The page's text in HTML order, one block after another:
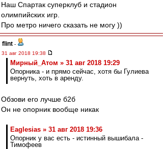
Наш Спартак суперклуб и стадион
олимпийских игр.
Про метро ничего сказать не могу ))
flint -
31 авг 2018 19:38
Мирный_Атом » 31 авг 2018 19:29
Опорника - и прямо сейчас, хотя бы Гулиева
вернуть, хоть в аренду.
Обзови его лучше б2б
Он не опорник вообще никак
Eaglesias » 31 авг 2018 19:36
Опорник у вас есть - истинный вышибала -
Тимофеев